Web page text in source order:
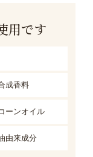
用です
成香料
ーンオイル
由来成分